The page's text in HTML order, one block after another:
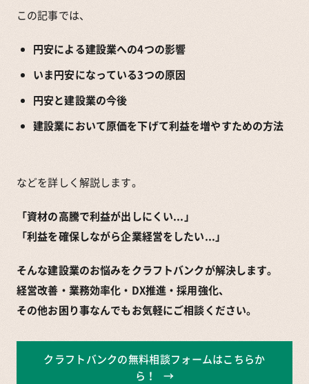
この記事では、
円安による建設業への4つの影響
いま円安になっている3つの原因
円安と建設業の今後
建設業において原価を下げて利益を増やすための方法
などを詳しく解説します。
「資材の高騰で利益が出しにくい...」
「利益を確保しながら企業経営をしたい...」
そんな建設業のお悩みをクラフトバンクが解決します。
経営改善・業務効率化・DX推進・採用強化、
その他お困り事なんでもお気軽にご相談ください。
クラフトバンクの無料相談フォームはこちらか
ら！